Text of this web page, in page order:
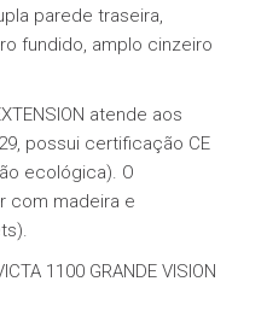
parede traseira,
fundido, amplo cinzeiro
atende aos
possui certificação CE
ecológica). O
com madeira e
1100 GRANDE VISION